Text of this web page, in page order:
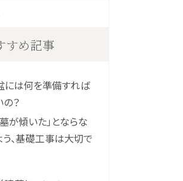
すめ記事
には何を準備すれば
の？
墓が傾いた」とならな
う、基礎工事は大切で